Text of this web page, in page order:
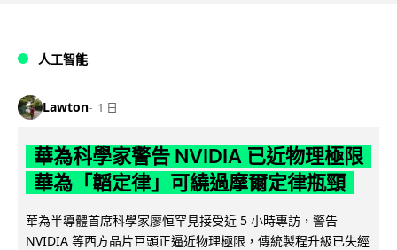
人工智能
Lawton 1 日
華為科學家警告 NVIDIA 已近物理極限
華為「韜定律」可繞過摩爾定律瓶頸
華為半導體首席科學家廖恒罕見接受近 5 小時專訪，警告
NVIDIA 等西方晶片巨頭正逼近物理極限，傳統製程升級已失經